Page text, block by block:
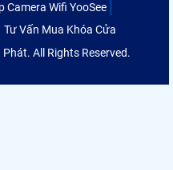
Camera Wifi YooSee
Tư Vấn Mua Khóa Cửa
All Rights Reserved.